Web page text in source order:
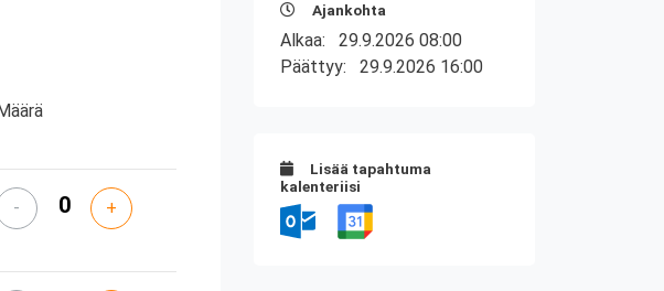
- +
Ajankohta
Alkaa: 29.9.2026 08:00
Päättyy: 29.9.2026 16:00
Lisää tapahtuma
kalenteriisi